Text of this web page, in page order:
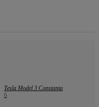
Tesla Model 3 Constanta
6